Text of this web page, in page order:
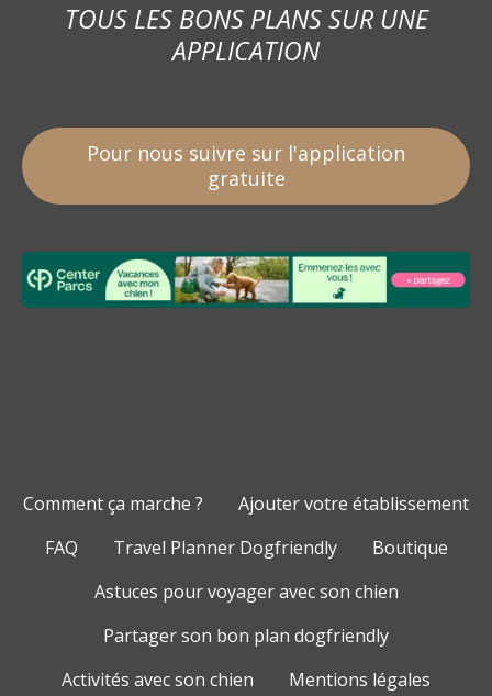
TOUS LES BONS PLANS SUR UNE
APPLICATION
Pour nous suivre sur l'application
gratuite
Comment ça marche ?
Ajouter votre établissement
FAQ
Travel Planner Dogfriendly
Boutique
Astuces pour voyager avec son chien
Partager son bon plan dogfriendly
Activités avec son chien
Mentions légales